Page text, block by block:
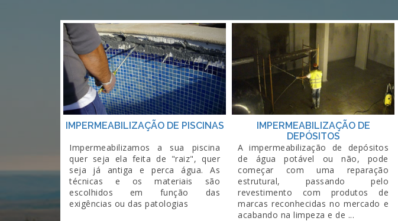
IMPERMEABILIZAÇÃO DE PISCINAS
Impermeabilizamos a sua piscina
quer seja ela feita de "raiz", quer
seja já antiga e perca água. As
técnicas e os materiais são
escolhidos em função das
exigências ou das patologias
IMPERMEABILIZAÇÃO DE
DEPÓSITOS
A impermeabilização de depósitos
de água potável ou não, pode
começar com uma reparação
estrutural, passando pelo
revestimento com produtos de
marcas reconhecidas no mercado e
acabando na limpeza e de ...